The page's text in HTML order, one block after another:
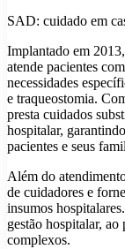
SAD: cuidado em
Implantado em
atende pacientes
necessidades
e traqueostomia.
presta cuidados
hospitalar,
pacientes e seus
Além do
de cuidadores e
insumos
gestão hospitalar,
complexos.